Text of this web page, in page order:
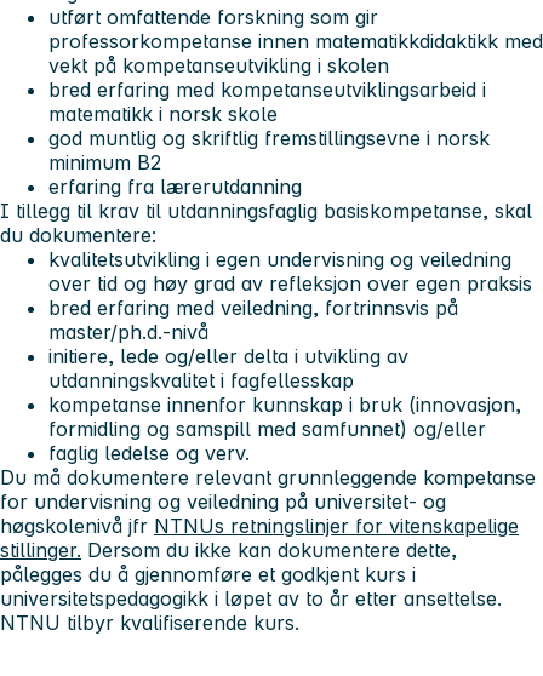
utført omfattende forskning som gir
professorkompetanse innen matematikkdidaktikk med
vekt på kompetanseutvikling i skolen
bred erfaring med kompetanseutviklingsarbeid i
matematikk i norsk skole
god muntlig og skriftlig fremstillingsevne i norsk
minimum B2
erfaring fra lærerutdanning
I tillegg til krav til utdanningsfaglig basiskompetanse, skal
du dokumentere:
kvalitetsutvikling i egen undervisning og veiledning
over tid og høy grad av refleksjon over egen praksis
bred erfaring med veiledning, fortrinnsvis på
master/ph.d.-nivå
initiere, lede og/eller delta i utvikling av
utdanningskvalitet i fagfellesskap
kompetanse innenfor kunnskap i bruk (innovasjon,
formidling og samspill med samfunnet) og/eller
faglig ledelse og verv.
Du må dokumentere relevant grunnleggende kompetanse
for undervisning og veiledning på universitet- og
høgskolenivå jfr NTNUs retningslinjer for vitenskapelige
stillinger. Dersom du ikke kan dokumentere dette,
pålegges du å gjennomføre et godkjent kurs i
universitetspedagogikk i løpet av to år etter ansettelse.
NTNU tilbyr kvalifiserende kurs.